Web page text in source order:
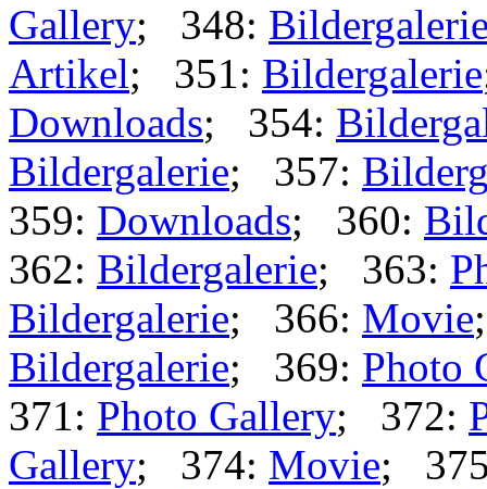
Gallery; 348:
Artikel; 351: Bildergalerie
Downloads; 354:
Bildergalerie; 357:
359: Downloads; 360:
362: Bildergalerie; 363:
Bildergalerie; 366: Movie
Bildergalerie; 369: Photo
371: Photo Gallery; 372:
Gallery; 374: Movie;